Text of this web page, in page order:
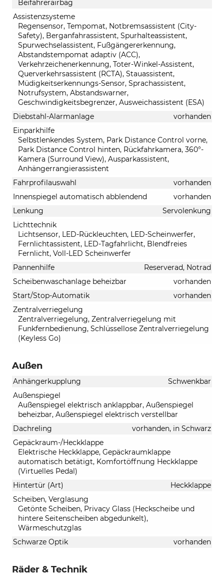
Beifahrerairbag
Assistenzsysteme
Regensensor, Tempomat, Notbremsassistent (City-
Safety), Berganfahrassistent, Spurhalteassistent,
Spurwechselassistent, Fußgängererkennung,
Abstandstempomat adaptiv (ACC),
Verkehrzeichenerkennung, Toter-Winkel-Assistent,
Querverkehrsassistent (RCTA), Stauassistent,
Müdigkeitserkennungs-Sensor, Sprachassistent,
Notrufsystem, Abstandswarner,
Geschwindigkeitsbegrenzer, Ausweichassistent (ESA)
Diebstahl-Alarmanlage
vorhanden
Einparkhilfe
Selbstlenkendes System, Park Distance Control vorne,
Park Distance Control hinten, Rückfahrkamera, 360°-
Kamera (Surround View), Ausparkassistent,
Anhängerrangierassistent
Fahrprofilauswahl
vorhanden
Innenspiegel automatisch abblendend
vorhanden
Lenkung
Servolenkung
Lichttechnik
Lichtsensor, LED-Rückleuchten, LED-Scheinwerfer,
Fernlichtassistent, LED-Tagfahrlicht, Blendfreies
Fernlicht, Voll-LED Scheinwerfer
Pannenhilfe
Reserverad, Notrad
Scheibenwaschanlage beheizbar
vorhanden
Start/Stop-Automatik
vorhanden
Zentralverriegelung
Zentralverriegelung, Zentralverriegelung mit
Funkfernbedienung, Schlüssellose Zentralverriegelung
(Keyless Go)
Außen
Anhängerkupplung
Schwenkbar
Außenspiegel
Außenspiegel elektrisch anklappbar, Außenspiegel
beheizbar, Außenspiegel elektrisch verstellbar
Dachreling
vorhanden, in Schwarz
Gepäckraum-/Heckklappe
Elektrische Heckklappe, Gepäckraumklappe
automatisch betätigt, Komfortöffnung Heckklappe
(Virtuelles Pedal)
Hintertür (Art)
Heckklappe
Scheiben, Verglasung
Getönte Scheiben, Privacy Glass (Heckscheibe und
hintere Seitenscheiben abgedunkelt),
Wärmeschutzglas
Schwarze Optik
vorhanden
Räder & Technik